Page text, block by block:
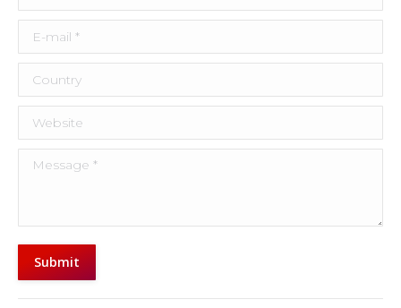
E-mail *
Country
Website
Message *
Submit